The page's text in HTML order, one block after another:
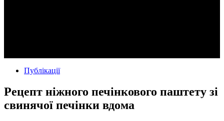
Публікації
Рецепт ніжного печінкового паштету зі
свинячої печінки вдома